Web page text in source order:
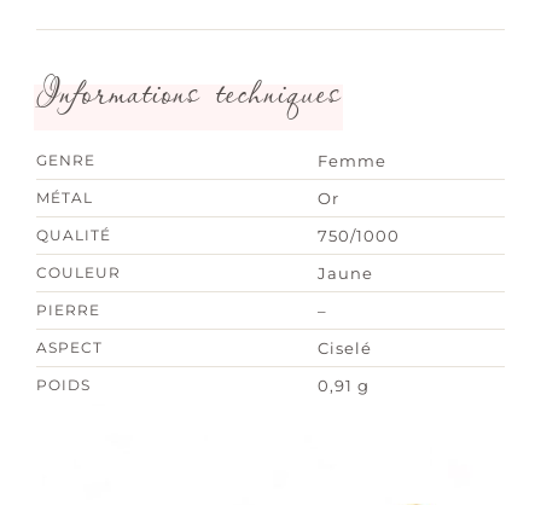
Informations techniques
GENRE Femme
MÉTAL Or
QUALITÉ 750/1000
COULEUR Jaune
PIERRE –
ASPECT Ciselé
POIDS 0,91 g